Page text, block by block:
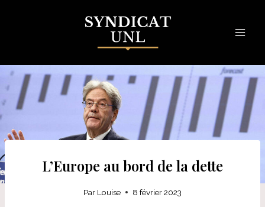
L’Europe au bord de la dette
Par Louise 8 février 2023